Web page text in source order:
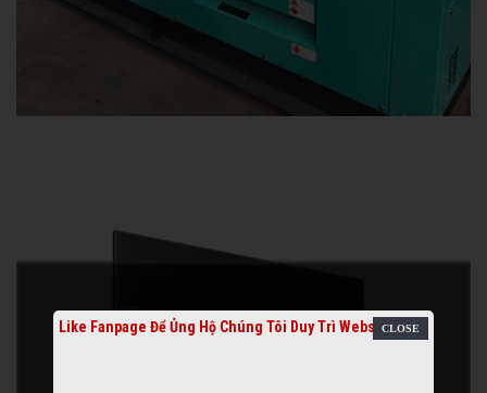
Like Fanpage Để Ủng Hộ Chúng Tôi Duy Trì Website